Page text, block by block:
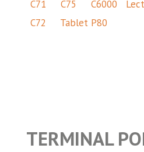
C71
C75 C6000
C72
Tablet P80
TERMINAL